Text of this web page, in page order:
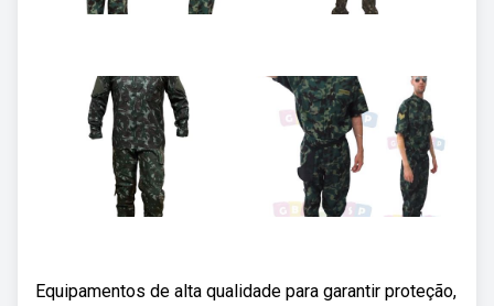
Equipamentos de alta qualidade para garantir proteção,